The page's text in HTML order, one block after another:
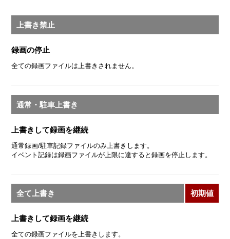
上書き禁止
録画の停止
全ての録画ファイルは上書きされません。
通常・駐車上書き
上書きして録画を継続
通常録画/駐車記録ファイルのみ上書きします。
イベント記録は録画ファイルが上限に達すると録画を停止します。
全て上書き 初期値
上書きして録画を継続
全ての録画ファイルを上書きします。